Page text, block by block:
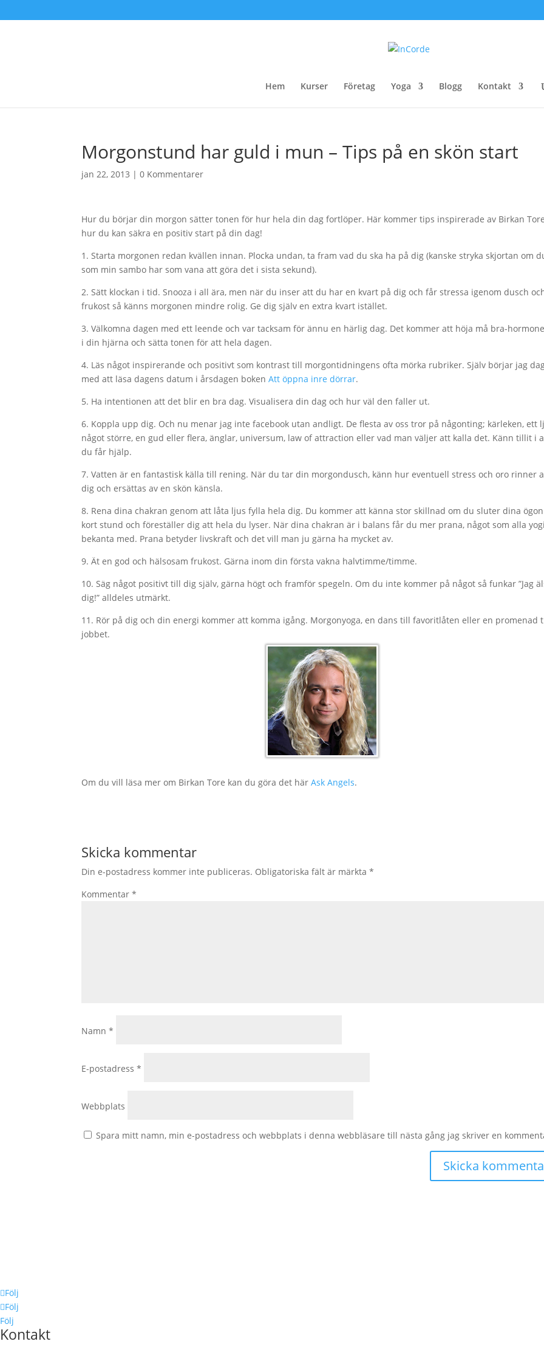
Hem Kurser Företag Yoga Blogg Kontakt
Morgonstund har guld i mun – Tips på en skön start
jan 22, 2013 |0 Kommentarer
Hur du börjar din morgon sätter tonen för hur hela din dag fortlöper. Här kommer tips inspirerade av Birkan
hur du kan säkra en positiv start på din dag!
1. Starta morgonen redan kvällen innan. Plocka undan, ta fram vad du ska ha på dig (kanske stryka skjortan om
som min sambo har som vana att göra det i sista sekund).
2. Sätt klockan i tid. Snooza i all ära, men när du inser att du har en kvart på dig och får stressa igenom dusch
frukost så känns morgonen mindre rolig. Ge dig själv en extra kvart istället.
3. Välkomna dagen med ett leende och var tacksam för ännu en härlig dag. Det kommer att höja må bra-
i din hjärna och sätta tonen för att hela dagen.
4. Läs något inspirerande och positivt som kontrast till morgontidningens ofta mörka rubriker. Själv börjar jag
med att läsa dagens datum i årsdagen bokenAtt öppna inre dörrar.
5. Ha intentionen att det blir en bra dag. Visualisera din dag och hur väl den faller ut.
6. Koppla upp dig. Och nu menar jag inte facebook utan andligt. De flesta av oss tror på någonting; kärleken, ett
något större, en gud eller flera, änglar, universum, law of attraction eller vad man väljer att kalla det. Känn tillit i
du får hjälp.
7. Vatten är en fantastisk källa till rening. När du tar din morgondusch, känn hur eventuell stress och oro rinner
dig och ersättas av en skön känsla.
8. Rena dina chakran genom att låta ljus fylla hela dig. Du kommer att känna stor skillnad om du sluter dina
kort stund och föreställer dig att hela du lyser. När dina chakran är i balans får du mer prana, något som alla
bekanta med. Prana betyder livskraft och det vill man ju gärna ha mycket av.
9. Ät en god och hälsosam frukost. Gärna inom din första vakna halvtimme/timme.
10. Säg något positivt till dig själv, gärna högt och framför spegeln. Om du inte kommer på något så funkar ”Jag
dig!” alldeles utmärkt.
11. Rör på dig och din energi kommer att komma igång. Morgonyoga, en dans till favoritlåten eller en promenad
jobbet.
Om du vill läsa mer om Birkan Tore kan du göra det härAsk Angels.
Skicka kommentar
Din e-postadress kommer inte publiceras. Obligatoriska fält är märkta*
Kommentar*
Namn*
E-postadress*
Webbplats
Spara mitt namn, min e-postadress och webbplats i denna webbläsare till nästa gång jag skriver en
Följ
Följ
Följ
Kontakt